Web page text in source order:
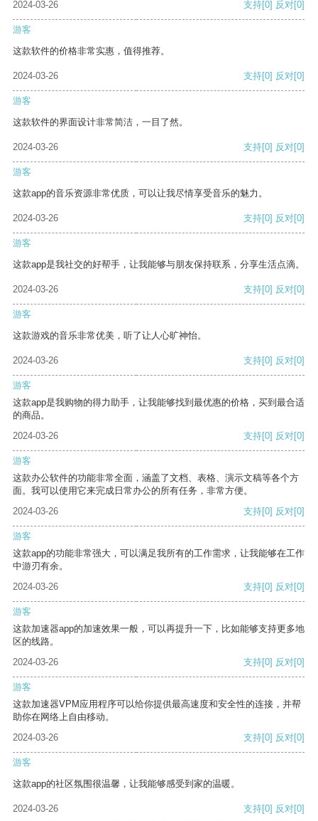
2024-03-26 支持[0] 反对[0]
游客
这款软件的价格非常实惠，值得推荐。
2024-03-26 支持[0] 反对[0]
游客
这款软件的界面设计非常简洁，一目了然。
2024-03-26 支持[0] 反对[0]
游客
这款app的音乐资源非常优质，可以让我尽情享受音乐的魅力。
2024-03-26 支持[0] 反对[0]
游客
这款app是我社交的好帮手，让我能够与朋友保持联系，分享生活点滴。
2024-03-26 支持[0] 反对[0]
游客
这款游戏的音乐非常优美，听了让人心旷神怡。
2024-03-26 支持[0] 反对[0]
游客
这款app是我购物的得力助手，让我能够找到最优惠的价格，买到最合适
的商品。
2024-03-26
支持[0] 反对[0]
游客
这款办公软件的功能非常全面，涵盖了文档、表格、演示文稿等各个方
面。我可以使用它来完成日常办公的所有任务，非常方便。
2024-03-26
支持[0] 反对[0]
游客
这款app的功能非常强大，可以满足我所有的工作需求，让我能够在工作
中游刃有余。
2024-03-26
支持[0] 反对[0]
游客
这款加速器app的加速效果一般，可以再提升一下，比如能够支持更多地
区的线路。
2024-03-26
支持[0] 反对[0]
游客
这款加速器VPM应用程序可以给你提供最高速度和安全性的连接，并帮
助你在网络上自由移动。
2024-03-26
支持[0] 反对[0]
游客
这款app的社区氛围很温馨，让我能够感受到家的温暖。
2024-03-26 支持[0] 反对[0]